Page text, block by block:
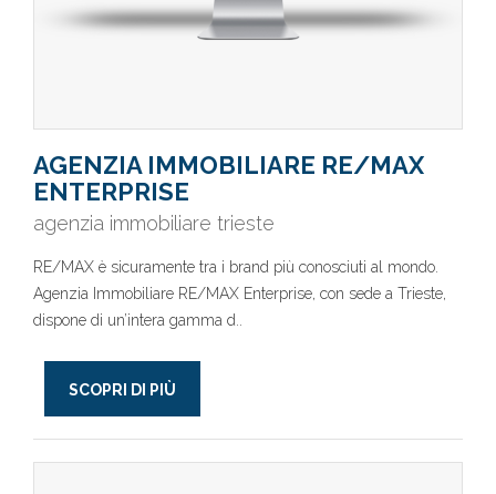
AGENZIA IMMOBILIARE RE/MAX
ENTERPRISE
agenzia immobiliare trieste
RE/MAX è sicuramente tra i brand più conosciuti al mondo.
Agenzia Immobiliare RE/MAX Enterprise, con sede a Trieste,
dispone di un’intera gamma d..
SCOPRI DI PIÙ